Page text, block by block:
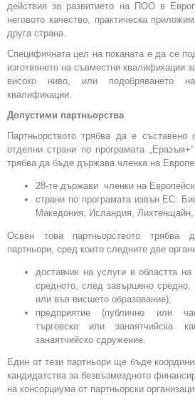
действия за развитието на ПОО в
неговото качество, практическа
друга страна.
Специфичната цел на поканата е да се
изготвянето на съвместни квалификации
високо ниво, или подобряването
квалификации.
Допустими партньорства
Партньорството трябва да е
отделни страни по програмата
трябва да бъде държава членка на
28-те държави членки на
страни по програмата извън ЕС:
Македония, Исландия, Лихтенщайн,
Освен това партньорството
партньори, сред които следните две
доставчик на услуги в областта
средното, след завършено средно,
или във висшето образование);
предприятие (публично или
търговска или занаятчийска
занаятчийско сдружение.
Един от тези партньори ще бъде
кандидатства за безвъзмездното
на консорциума от партньорски